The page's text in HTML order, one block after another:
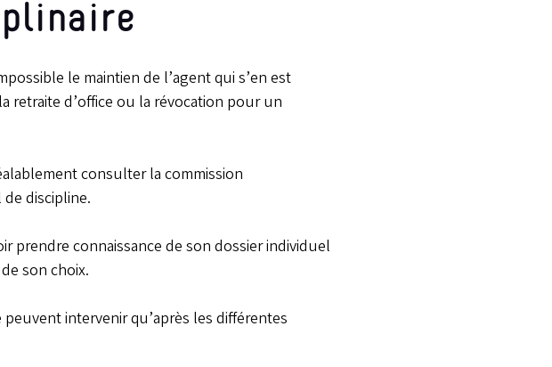
le maintien de l’agent qui s’en est
d’office ou la révocation pour un
consulter la commission
discipline.
prendre connaissance de son dossier individuel
son choix.
intervenir qu’après les différentes